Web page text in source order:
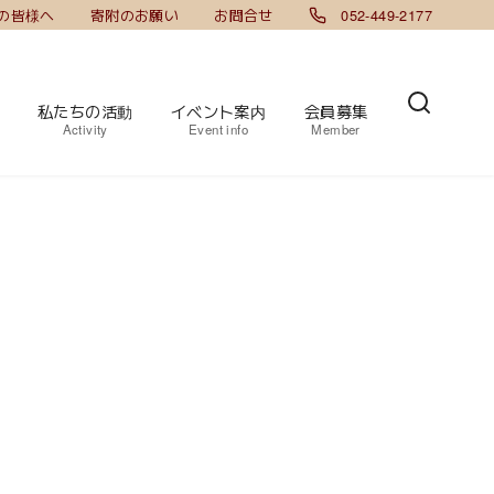
皆様へ 寄附のお願い お問合せ 052-449-2177
私たちの活動
Activity
イベント案内
Event info
会員募集
Member